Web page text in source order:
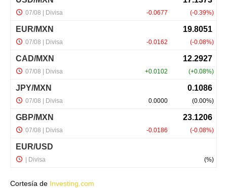
Cortesía de Investing.com